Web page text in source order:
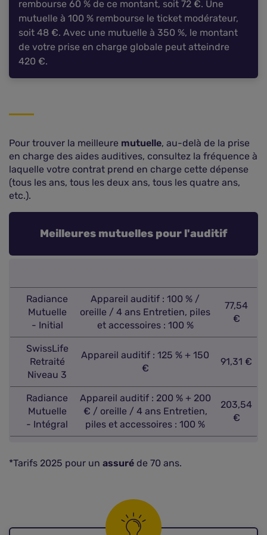
rembourse 60 % de ce montant, soit 72 €. Une
mutuelle à 100 % rembourse le ticket modérateur,
soit 48 €. Avec une mutuelle à 350 %, le montant
de votre prise en charge globale peut atteindre
420 €.
Pour trouver la meilleure mutuelle, au-delà de la prise
en charge des aides auditives, consultez la fréquence à
laquelle votre contrat prend en charge cette dépense
(tous les ans, tous les deux ans, tous les quatre ans,
etc.).
Meilleures mutuelles pour l'auditif
Radiance
Mutuelle
- Initial
Appareil auditif : 100 % /
oreille / 4 ans Entretien, piles
et accessoires : 100 %
77,54
€
SwissLife
Retraité
Niveau 3
Appareil auditif : 125 % + 150
€
91,31 €
Radiance
Mutuelle
- Intégral
Appareil auditif : 200 % + 200
€ / oreille / 4 ans Entretien,
piles et accessoires : 100 %
203,54
€
*Tarifs 2025 pour un assuré de 70 ans.